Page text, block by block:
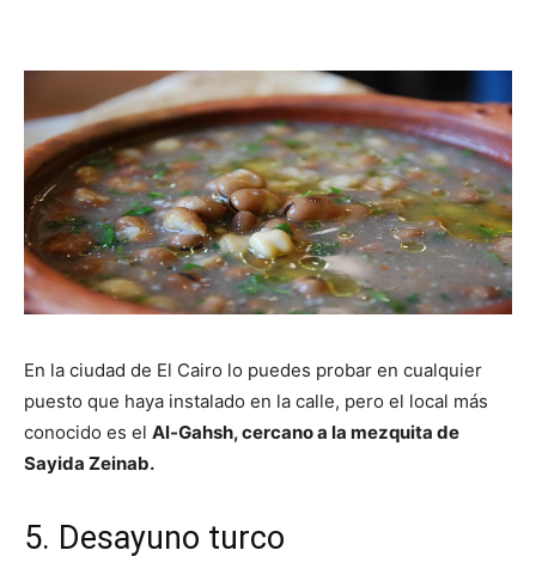
En la ciudad de El Cairo lo puedes probar en cualquier
puesto que haya instalado en la calle, pero el local más
conocido es el Al-Gahsh, cercano a la mezquita de
Sayida Zeinab.
5. Desayuno turco